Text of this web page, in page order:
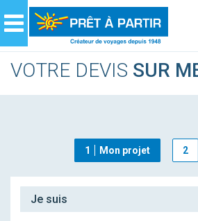
Navigation
VOTRE DEVIS SUR
1 Mon projet 2
Je suis
Panneau de gestion des cookies